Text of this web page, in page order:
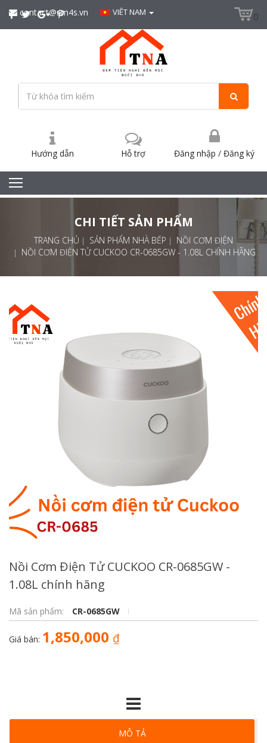
contact@sm4s.vn VIÊT NAM 0
Đăng nhập/Đăng ký
Hướng dẫn Hỗ trợ
CHI TIẾT SẢN PHẨM
TRANG CHỦ SẢN PHẨM NHÀ BẾP
NỒI CƠM ĐIỆN
NỒI CƠM ĐIỆN TỬ CUCKOO CR-0685GW - 1.08L CHÍNH HÃNG
Nồi Cơm Điện Tử CUCKOO CR-0685GW -
1.08L chính hãng
Mã sản phẩm: CR-0685GW
Giá bán: 1,850,000 ₫
MÔ TẢ